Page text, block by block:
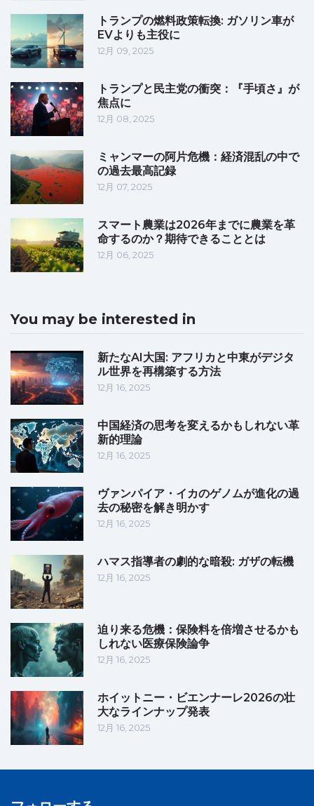
トランプの燃料政策転換: ガソリン車が
EVよりも主役に
12月 09, 2025
トランプと民主党の衝突：『手頃さ』が
焦点に
12月 08, 2025
ミャンマーの阿片危機：経済混乱の中で
の過去最高記録
12月 07, 2025
スマート農業は2026年までに農業を革
命するのか？期待できることとは
12月 06, 2025
You may be interested in
新たなAI大国: アフリカと中東がデジタ
ル世界を再構築する方法
12月 16, 2025
中国経済の思考を変えるかもしれない革
新的理論
12月 16, 2025
ヴァンパイア・イカのゲノムが進化の過
去の秘密を解き明かす
12月 16, 2025
ハマス指導者の劇的な暗殺: ガザの転機
12月 16, 2025
迫り来る危機：保険料を倍増させるかも
しれない医療保険論争
12月 16, 2025
ホイットニー・ビエンナーレ2026の壮
大なラインナップ発表
12月 16, 2025